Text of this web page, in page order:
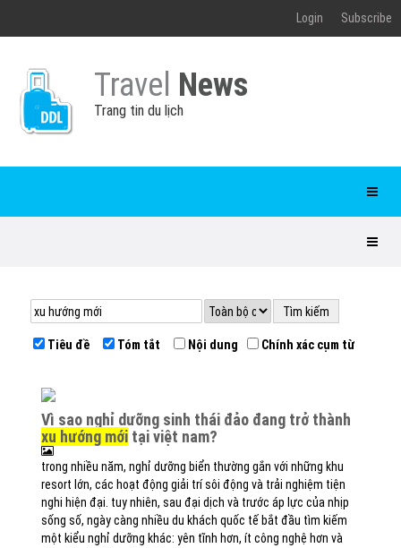
Login Subscribe
Travel News
Trang tin du lịch
Tiêu đề Tóm tắt Nội dung Chính xác cụm từ
vì sao nghỉ dưỡng sinh thái đảo đang trở thành
xu hướng mới tại việt nam?
trong nhiều năm, nghỉ dưỡng biển thường gắn với những khu
resort lớn, các hoạt động giải trí sôi động và trải nghiệm tiện
nghi hiện đại. tuy nhiên, sau đại dịch và trước áp lực của nhịp
sống số, ngày càng nhiều du khách quốc tế bắt đầu tìm kiếm
một kiểu nghỉ dưỡng khác: yên tĩnh hơn, ít công nghệ hơn và